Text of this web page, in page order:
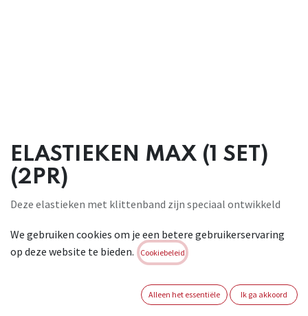
ELASTIEKEN MAX (1 SET)
(2PR)
Deze elastieken met klittenband zijn speciaal ontwikkeld
je ze gemakkelijk vervangen. Dit maakt de FENTO MAX een
stuk duurzamer. Het zijn stevige en brede elastieken die om
We gebruiken cookies om je een betere gebruikerservaring
op deze website te bieden.
Cookiebeleid
Alleen het essentiële Ik ga akkoord